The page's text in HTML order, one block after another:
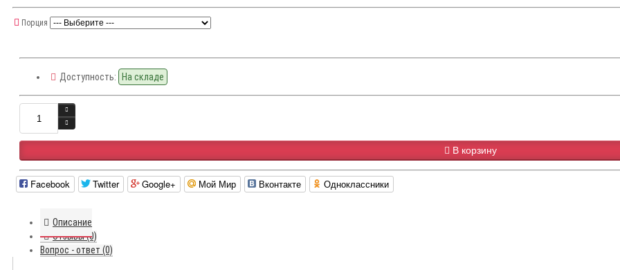
Порция
Доступность: На складе
В корзину
Facebook Twitter Google+ Мой Мир Вконтакте Одноклассники
Описание
Отзывы (0)
Вопрос - ответ (0)